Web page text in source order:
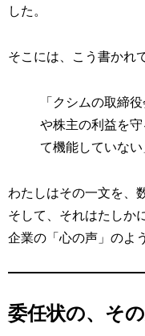
した。
そこには、こう書かれ
「クシムの取締
や株主の利益を
て機能していない
わたしはその一文を、
そして、それはたしか
企業の「心の声」のよ
委任状の、そ